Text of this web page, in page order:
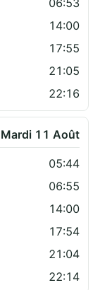
06:53
14:00
17:55
21:05
22:16
Mardi 11 Août
05:44
06:55
14:00
17:54
21:04
22:14